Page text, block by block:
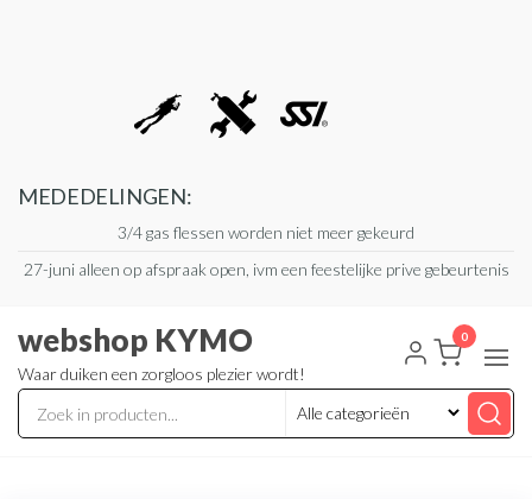
MEDEDELINGEN:
3/4 gas flessen worden niet meer gekeurd
27-juni alleen op afspraak open, ivm een feestelijke prive gebeurtenis
webshop KYMO
Waar duiken een zorgloos plezier wordt!
0